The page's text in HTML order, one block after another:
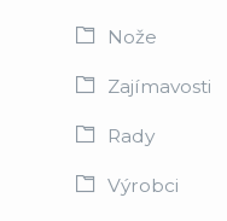
Nože
Zajímavosti
Rady
Výrobci